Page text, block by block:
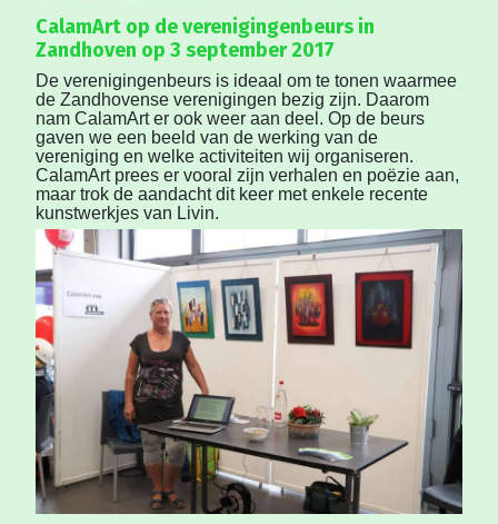
CalamArt op de verenigingenbeurs in
Zandhoven op 3 september 2017
De verenigingenbeurs is ideaal om te tonen waarmee
de Zandhovense verenigingen bezig zijn. Daarom
nam CalamArt er ook weer aan deel. Op de beurs
gaven we een beeld van de werking van de
vereniging en welke activiteiten wij organiseren.
CalamArt prees er vooral zijn verhalen en poëzie aan,
maar trok de aandacht dit keer met enkele recente
kunstwerkjes van Livin.